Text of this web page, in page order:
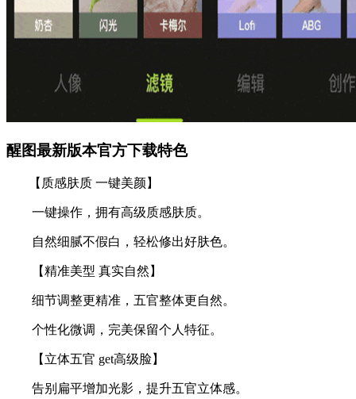
醒图最新版本官方下载特色
【质感肤质 一键美颜】
一键操作，拥有高级质感肤质。
自然细腻不假白，轻松修出好肤色。
【精准美型 真实自然】
细节调整更精准，五官整体更自然。
个性化微调，完美保留个人特征。
【立体五官 get高级脸】
告别扁平增加光影，提升五官立体感。